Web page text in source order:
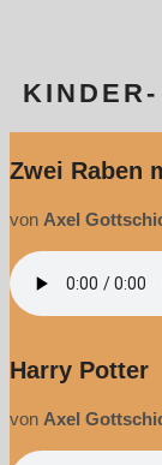
Zwei Raben
von Axel
Harry Potter
von Axel